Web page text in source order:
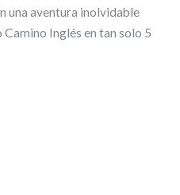
una aventura inolvidable
Inglés en tan solo 5